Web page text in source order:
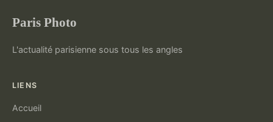
Paris Photo
L'actualité parisienne sous tous les angles
LIENS
Accueil